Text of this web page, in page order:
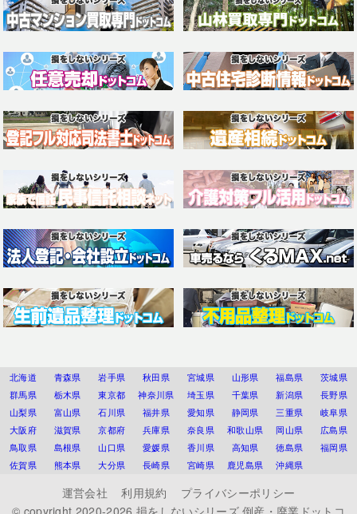
北海道 青森県 岩手県 秋田県 宮城県 山形県 福島県
茨城県
群馬県
栃木県 東京都 神奈川県 埼玉県 千葉県 新潟県
長野県
山梨県
富山県 石川県 福井県 愛知県 静岡県 三重県
岐阜県
大阪府
滋賀県 京都府 兵庫県 奈良県 和歌山県 岡山県
広島県
鳥取県
島根県 山口県 愛媛県 香川県 高知県 徳島県
福岡県
佐賀県
熊本県 大分県 長崎県 宮崎県 鹿児島県 沖縄県
運営会社 利用規約
プライバシーポリシー
© copyright 2020-2026 損をしないシリーズ 倒産・廃業ドットコ